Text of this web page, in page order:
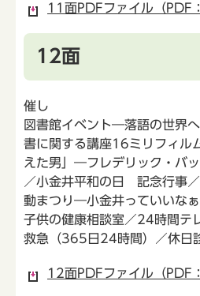
11面PDFファイル（PDF
12面
催し
図書館イベント―落語の世界
書に関する講座16ミリフィル
えた男」―フレデリック・バ
／小金井平和の日 記念行事
動まつり―小金井っていいなぁ
子供の健康相談室／24時間テ
救急（365日24時間）／休日
12面PDFファイル（PDF